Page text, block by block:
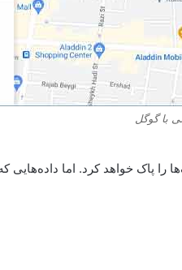
با گوگل
پاک خواهد کرد. اما داده‌هایی